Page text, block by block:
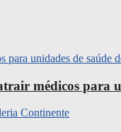
médicos para